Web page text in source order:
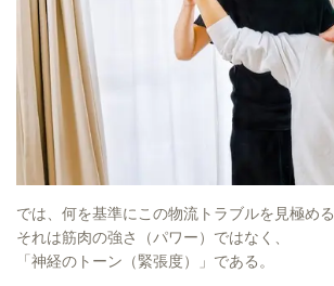
では、何を基準にこの物流トラブルを見極める
それは筋肉の強さ（パワー）ではなく、
「神経のトーン（緊張度）」である。